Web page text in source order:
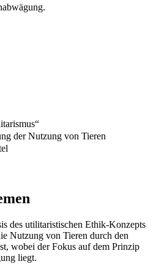
der Nutzung von Tieren
des utilitaristischen Ethik-Konzepts
Nutzung von Tieren durch den
wobei der Fokus auf dem Prinzip
liegt.